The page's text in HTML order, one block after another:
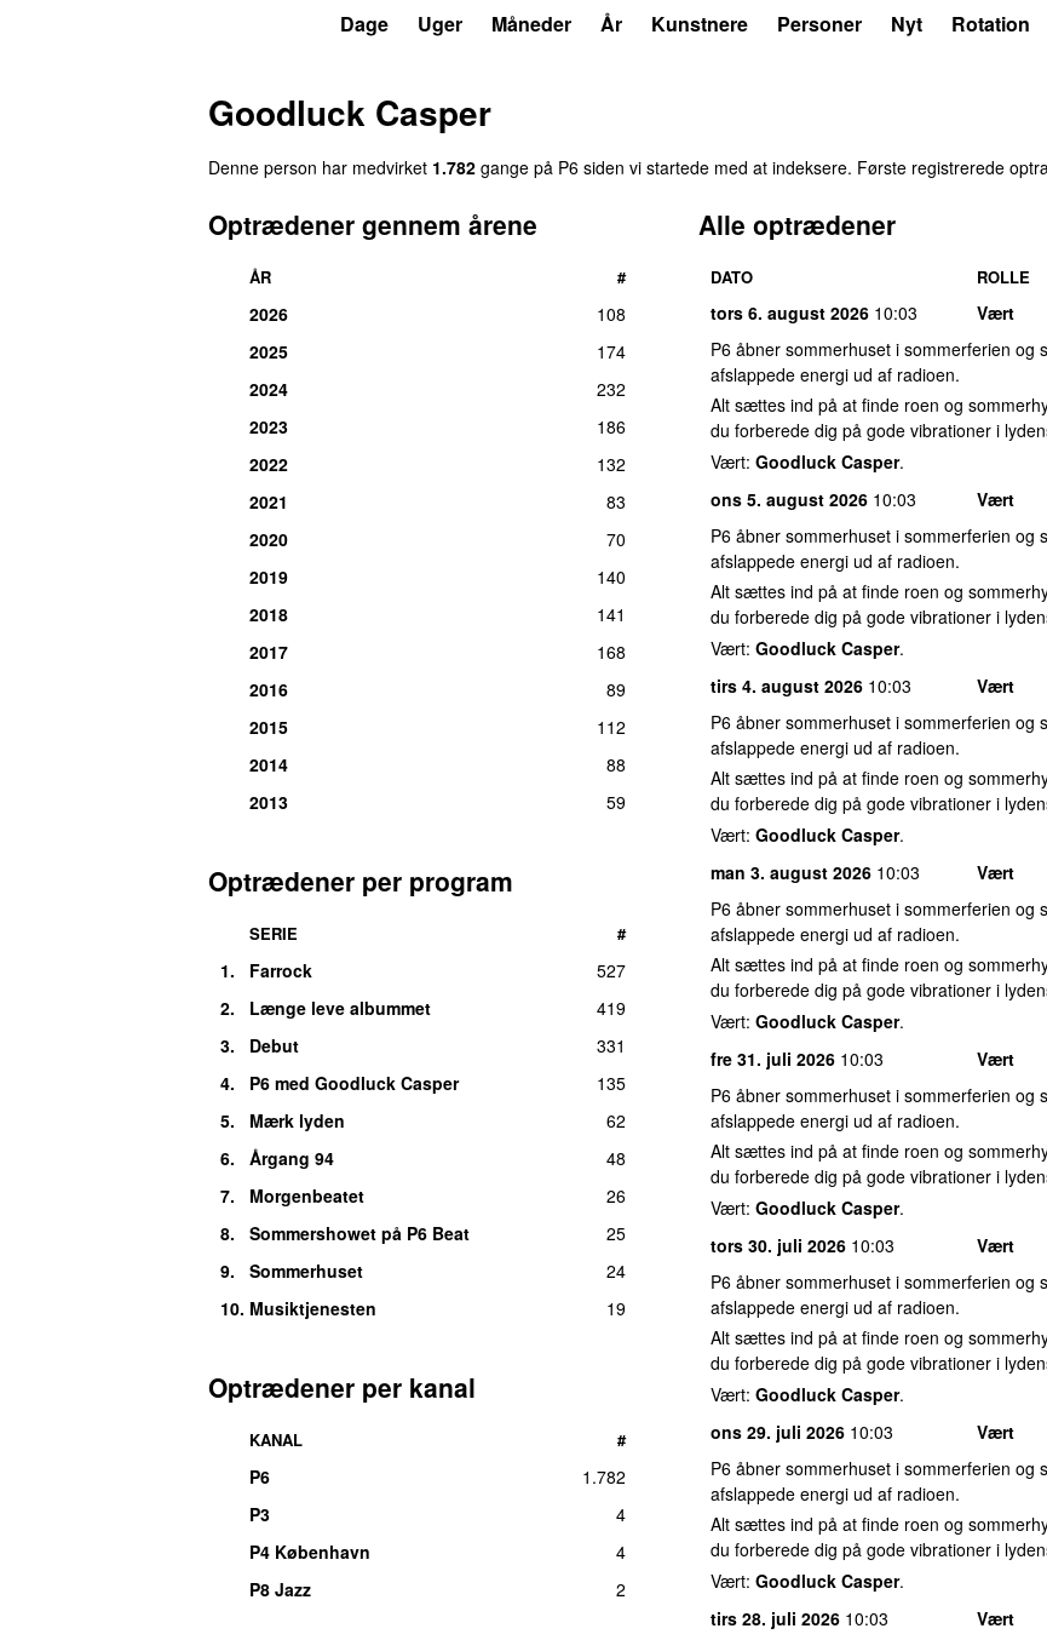
Dage Uger Måneder År Kunstnere Personer Nyt Rotation
Goodluck Casper
Denne person har medvirket 1.782 gange på P6 siden vi startede med at indeksere. Første registrerede
Optrædener gennem årene
ÅR #
2026
108
2025
174
2024
232
2023
186
2022
132
2021
83
2020
70
2019
140
2018
141
2017
168
2016
89
2015
112
2014
88
2013
59
Optrædener per program
SERIE #
1. Farrock
527
2.
Længe leve albummet
419
3.
Debut
331
4.
P6 med Goodluck Casper
135
5.
Mærk lyden
62
6.
Årgang 94
48
7.
Morgenbeatet
26
8.
Sommershowet på P6 Beat
25
9.
Sommerhuset
24
10. Musiktjenesten 19
Optrædener per kanal
KANAL #
P6
1.782
P3
4
P4 København
4
P8 Jazz
2
Alle optrædener
DATO ROLLE
tors 6. august 2026 10:03 Vært
P6 åbner sommerhuset i sommerferien og
afslappede energi ud af radioen.
Alt sættes ind på at finde roen og
du forberede dig på gode vibrationer i
Vært: Goodluck Casper.
ons 5. august 2026 10:03 Vært
P6 åbner sommerhuset i sommerferien og
afslappede energi ud af radioen.
Alt sættes ind på at finde roen og
du forberede dig på gode vibrationer i
Vært: Goodluck Casper.
tirs 4. august 2026 10:03 Vært
P6 åbner sommerhuset i sommerferien og
afslappede energi ud af radioen.
Alt sættes ind på at finde roen og
du forberede dig på gode vibrationer i
Vært: Goodluck Casper.
man 3. august 2026 10:03 Vært
P6 åbner sommerhuset i sommerferien og
afslappede energi ud af radioen.
Alt sættes ind på at finde roen og
du forberede dig på gode vibrationer i
Vært: Goodluck Casper.
fre 31. juli 2026 10:03 Vært
P6 åbner sommerhuset i sommerferien og
afslappede energi ud af radioen.
Alt sættes ind på at finde roen og
du forberede dig på gode vibrationer i
Vært: Goodluck Casper.
tors 30. juli 2026 10:03 Vært
P6 åbner sommerhuset i sommerferien og
afslappede energi ud af radioen.
Alt sættes ind på at finde roen og
du forberede dig på gode vibrationer i
Vært: Goodluck Casper.
ons 29. juli 2026 10:03 Vært
P6 åbner sommerhuset i sommerferien og
afslappede energi ud af radioen.
Alt sættes ind på at finde roen og
du forberede dig på gode vibrationer i
Vært: Goodluck Casper.
tirs 28. juli 2026 10:03 Vært